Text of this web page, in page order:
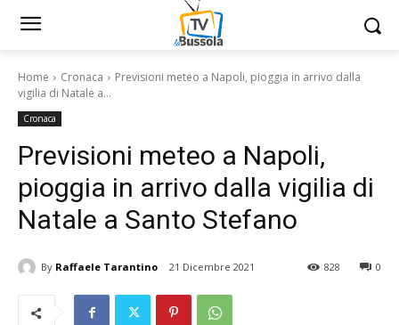
Home Cronaca
Previsioni meteo a Napoli, pioggia in arrivo dalla
vigilia di Natale a...
Cronaca
Previsioni meteo a Napoli,
pioggia in arrivo dalla vigilia di
Natale a Santo Stefano
By Raffaele Tarantino 21 Dicembre 2021 0
828